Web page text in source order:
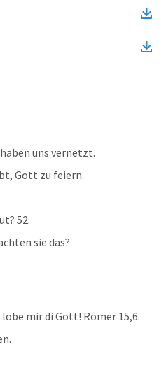
uns vernetzt.
Gott zu feiern.
52.
sie das?
lobe mir di Gott! Römer 15,6.